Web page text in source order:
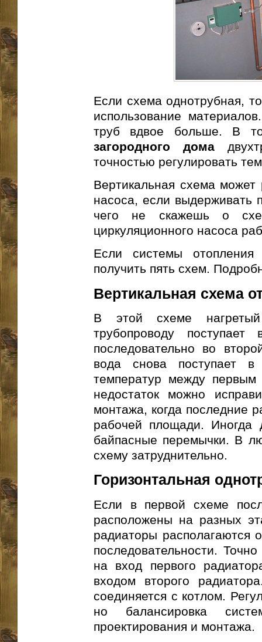
Если схема однотрубная,
использование
труб вдвое больше. В
загородного дома
точностью регулировать
Вертикальная схема может
насоса, если выдерживать
чего не скажешь о
циркуляционного насоса
Если системы
получить пять схем.
Вертикальная схема
В этой схеме
трубопроводу
последовательно во
вода снова поступает
температур между
недостаток можно
монтажа, когда последние
рабочей площади. Иногда
байпасные перемычки. В
схему затруднительно.
Горизонтальная
Если в первой схеме
расположены на разных
радиаторы располагаются
последовательности.
на вход первого
входом второго
соединяется с котлом.
но балансировка
проектирования и монтажа.